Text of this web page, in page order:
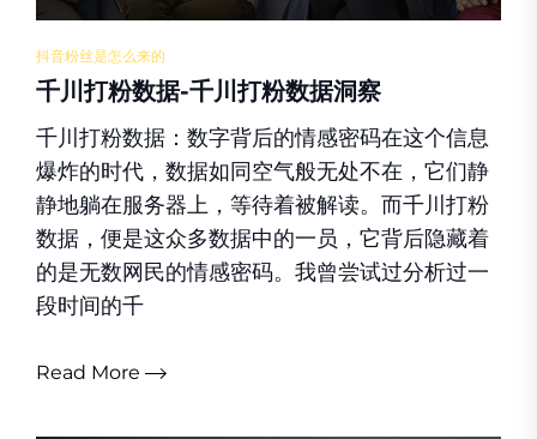
抖音粉丝是怎么来的
千川打粉数据-千川打粉数据洞察
千川打粉数据：数字背后的情感密码在这个信息
爆炸的时代，数据如同空气般无处不在，它们静
静地躺在服务器上，等待着被解读。而千川打粉
数据，便是这众多数据中的一员，它背后隐藏着
的是无数网民的情感密码。我曾尝试过分析过一
段时间的千
Read More